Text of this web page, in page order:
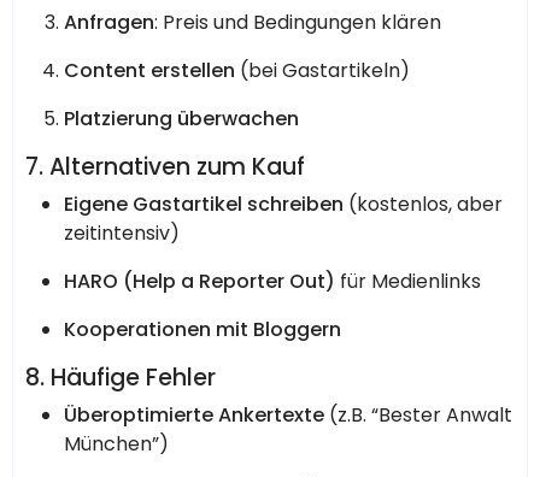
Anfragen: Preis und Bedingungen klären
Content erstellen (bei Gastartikeln)
Platzierung überwachen
7. Alternativen zum Kauf
Eigene Gastartikel schreiben (kostenlos, aber
zeitintensiv)
HARO (Help a Reporter Out) für Medienlinks
Kooperationen mit Bloggern
8. Häufige Fehler
Überoptimierte Ankertexte (z.B. “Bester Anwalt
München”)